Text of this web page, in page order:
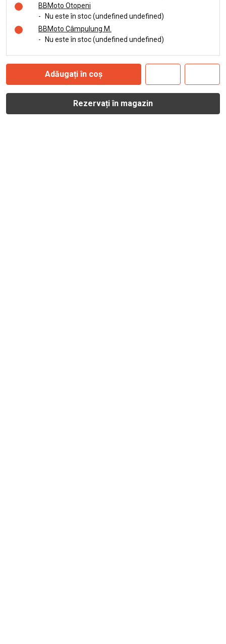
BBMoto Otopeni
-
Nu este în stoc (undefined undefined)
BBMoto Câmpulung M.
-
Nu este în stoc (undefined undefined)
Adăugați în coș
Rezervați în magazin